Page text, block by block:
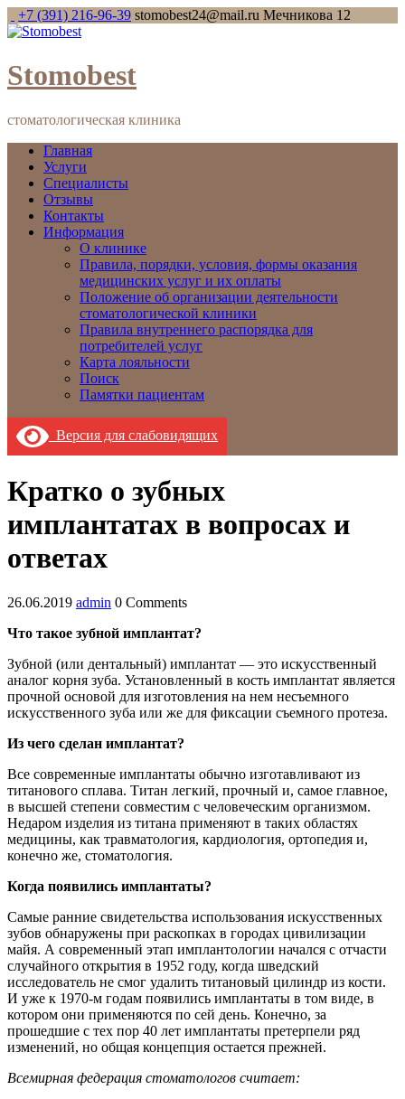
+7 (391) 216-96-39 stomobest24@mail.ru Мечникова 12
Stomobest
стоматологическая клиника
Главная
Услуги
Специалисты
Отзывы
Контакты
Информация
О клинике
Правила, порядки, условия, формы оказания
медицинских услуг и их оплаты
Положение об организации деятельности
стоматологической клиники
Правила внутреннего распорядка для
потребителей услуг
Карта лояльности
Поиск
Памятки пациентам
Версия для слабовидящих
Кратко о зубных
имплантатах в вопросах и
ответах
26.06.2019 admin 0 Comments
Что такое зубной имплантат?
Зубной (или дентальный) имплантат — это искусственный
аналог корня зуба. Установленный в кость имплантат является
прочной основой для изготовления на нем несъемного
искусственного зуба или же для фиксации съемного протеза.
Из чего сделан имплантат?
Все современные имплантаты обычно изготавливают из
титанового сплава. Титан легкий, прочный и, самое главное,
в высшей степени совместим с человеческим организмом.
Недаром изделия из титана применяют в таких областях
медицины, как травматология, кардиология, ортопедия и,
конечно же, стоматология.
Когда появились имплантаты?
Самые ранние свидетельства использования искусственных
зубов обнаружены при раскопках в городах цивилизации
майя. А современный этап имплантологии начался с отчасти
случайного открытия в 1952 году, когда шведский
исследователь не смог удалить титановый цилиндр из кости.
И уже к 1970-м годам появились имплантаты в том виде, в
котором они применяются по сей день. Конечно, за
прошедшие с тех пор 40 лет имплантаты претерпели ряд
изменений, но общая концепция остается прежней.
Всемирная федерация стоматологов считает: